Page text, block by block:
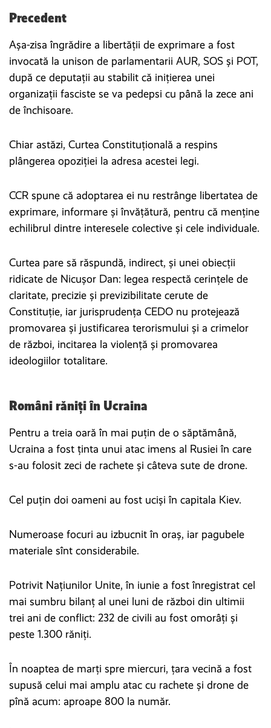
Precedent
Așa-zisa îngrădire a libertății de exprimare a fost
invocată la unison de parlamentarii AUR, SOS și POT,
după ce deputații au stabilit că inițierea unei
organizații fasciste se va pedepsi cu până la zece ani
de închisoare.
Chiar astăzi, Curtea Constituţională a respins
plângerea opoziției la adresa acestei legi.
CCR spune că adoptarea ei nu restrânge libertatea de
exprimare, informare și învățătură, pentru că menține
echilibrul dintre interesele colective și cele individuale.
Curtea pare să răspundă, indirect, și unei obiecții
ridicate de Nicușor Dan: legea respectă cerințele de
claritate, precizie și previzibilitate cerute de
Constituție, iar jurisprudența CEDO nu protejează
promovarea și justificarea terorismului și a crimelor
de război, incitarea la violență și promovarea
ideologiilor totalitare.
Români răniți în Ucraina
Pentru a treia oară în mai puțin de o săptămână,
Ucraina a fost ținta unui atac imens al Rusiei în care
s-au folosit zeci de rachete și câteva sute de drone.
Cel puțin doi oameni au fost uciși în capitala Kiev.
Numeroase focuri au izbucnit în oraș, iar pagubele
materiale sînt considerabile.
Potrivit Națiunilor Unite, în iunie a fost înregistrat cel
mai sumbru bilanț al unei luni de război din ultimii
trei ani de conflict: 232 de civili au fost omorâți și
peste 1.300 răniți.
În noaptea de marți spre miercuri, țara vecină a fost
supusă celui mai amplu atac cu rachete și drone de
pînă acum: aproape 800 la număr.